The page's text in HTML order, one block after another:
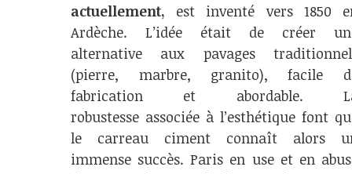
actuellement, est inventé vers 1850
Ardèche. L’idée était de créer
alternative aux pavages
(pierre, marbre, granito), facile
fabrication et abordable.
robustesse associée à l’esthétique font
le carreau ciment connaît alors
immense succès. Paris en use et en